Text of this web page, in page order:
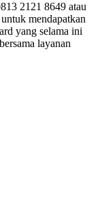
2121 8649 atau
mendapatkan
yang selama ini
layanan